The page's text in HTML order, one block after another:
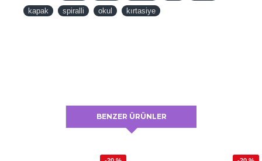
kapak
spiralli okul kırtasiye
BENZER ÜRÜNLER